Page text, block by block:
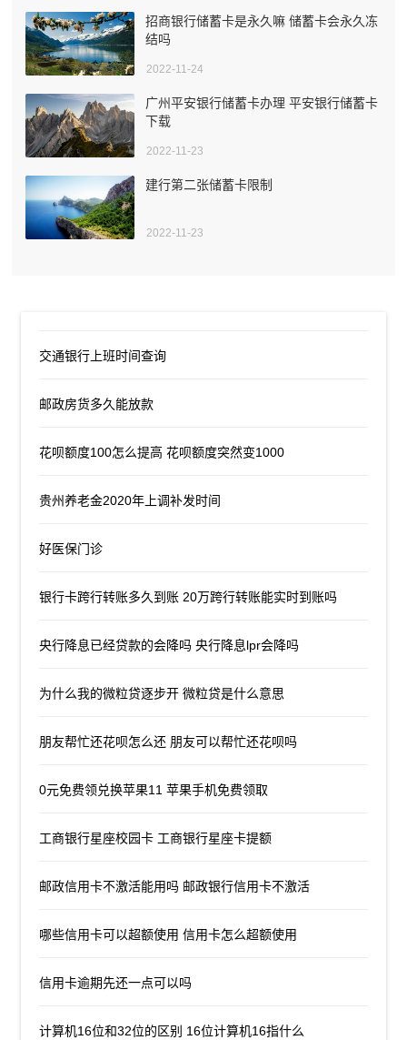
招商银行储蓄卡是永久嘛 储蓄卡会永久冻
结吗
2022-11-24
广州平安银行储蓄卡办理 平安银行储蓄卡
下载
2022-11-23
建行第二张储蓄卡限制
2022-11-23
交通银行上班时间查询
邮政房货多久能放款
花呗额度100怎么提高 花呗额度突然变1000
贵州养老金2020年上调补发时间
好医保门诊
银行卡跨行转账多久到账 20万跨行转账能实时到账吗
央行降息已经贷款的会降吗 央行降息lpr会降吗
为什么我的微粒贷逐步开 微粒贷是什么意思
朋友帮忙还花呗怎么还 朋友可以帮忙还花呗吗
0元免费领兑换苹果11 苹果手机免费领取
工商银行星座校园卡 工商银行星座卡提额
邮政信用卡不激活能用吗 邮政银行信用卡不激活
哪些信用卡可以超额使用 信用卡怎么超额使用
信用卡逾期先还一点可以吗
计算机16位和32位的区别 16位计算机16指什么